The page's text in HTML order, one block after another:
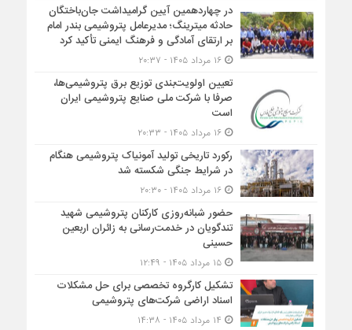
در چهاردهمین آیین گرامیداشت جان‌باختگان
حادثه میترینگ؛ مدیرعامل پتروشیمی بندر امام
بر ارتقای آمادگی و فرهنگ ایمنی تأکید کرد
۱۶ مرداد ۱۴۰۵ - ۲۰:۳۷
تعیین اولویت‌بندی توزیع برق پتروشیمی‌ها،
صرفا با شرکت ملی صنایع پتروشیمی ایران
است
۱۶ مرداد ۱۴۰۵ - ۲۰:۳۳
رکورد تاریخی تولید آمونیاک پتروشیمی هنگام
در شرایط جنگی شکسته شد
۱۶ مرداد ۱۴۰۵ - ۲۰:۳۰
حضور شبانه‌روزی کارکنان پتروشیمی شهید
تندگویان در خدمت‌رسانی به زائران اربعین
حسینی
۱۵ مرداد ۱۴۰۵ - ۱۲:۴۹
تشکیل کارگروه تخصصی برای حل مشکلات
اسناد اراضی شرکت‌های پتروشیمی